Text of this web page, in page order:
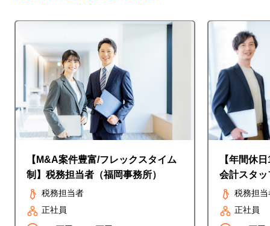
【M&A案件豊富/フレックスタイム
制】税務担当者（福岡事務所）
税務担当者
正社員
【年間休
会計スタ
税務担当
正社員